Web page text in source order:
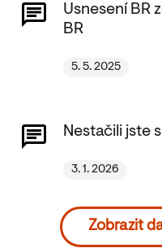
Usnesení BR
BR
5. 5. 2025
Nestačili jste
3. 1. 2026
Zobrazit